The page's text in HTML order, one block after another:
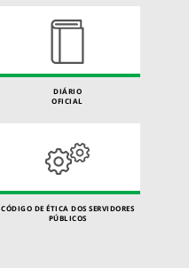
DIÁRIO
OFICIAL
CÓDIGO DE ÉTICA DOS SERVIDORES
PÚBLICOS